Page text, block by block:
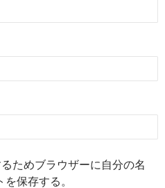
ためブラウザーに自分の名
保存する。